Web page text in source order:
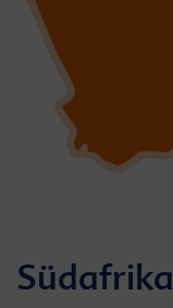
Südafrika